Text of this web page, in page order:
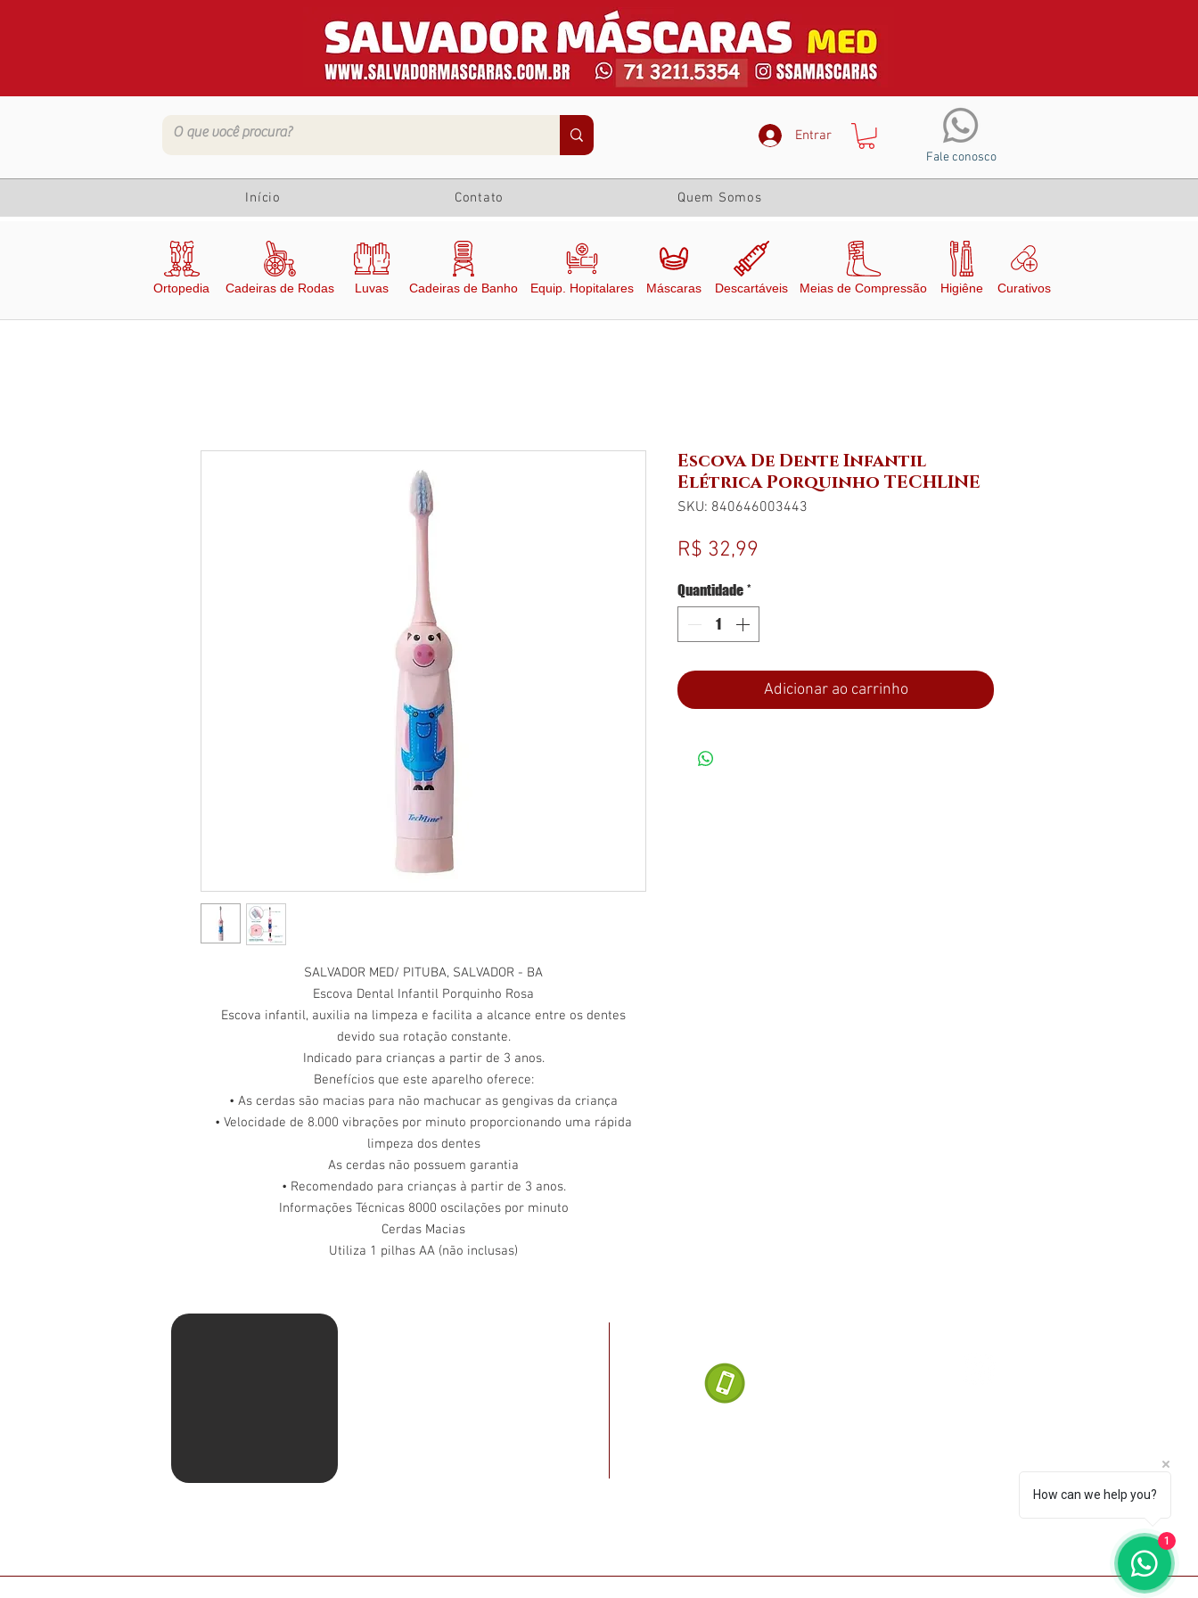
Início Contato Quem Somos
Entrar
Fale conosco
Ortopedia Cadeiras de Rodas Luvas Cadeiras de Banho Equip. Hopitalares Máscaras Descartáveis Meias de Compressão Higiêne Curativos
SALVADOR MED/ PITUBA, SALVADOR - BA
Escova Dental Infantil Porquinho Rosa
Escova infantil, auxilia na limpeza e facilita a alcance entre os dentes
devido sua rotação constante.
Indicado para crianças a partir de 3 anos.
Benefícios que este aparelho oferece:
• As cerdas são macias para não machucar as gengivas da criança
• Velocidade de 8.000 vibrações por minuto proporcionando uma rápida
limpeza dos dentes
As cerdas não possuem garantia
• Recomendado para crianças à partir de 3 anos.
Informações Técnicas 8000 oscilações por minuto
Cerdas Macias
Utiliza 1 pilhas AA (não inclusas)
Escova De Dente Infantil
Elétrica Porquinho TECHLINE
SKU: 840646003443
R$ 32,99
Quantidade *
Adicionar ao carrinho
How can we help you?
1